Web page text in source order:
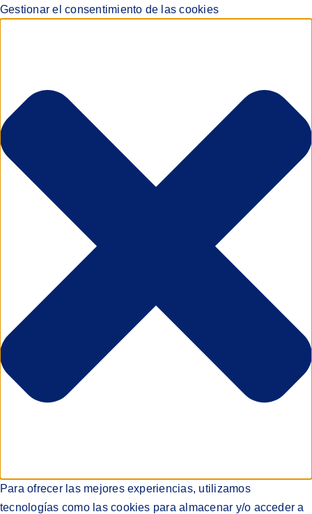
Gestionar el consentimiento de las cookies
Para ofrecer las mejores experiencias, utilizamos
tecnologías como las cookies para almacenar y/o acceder a